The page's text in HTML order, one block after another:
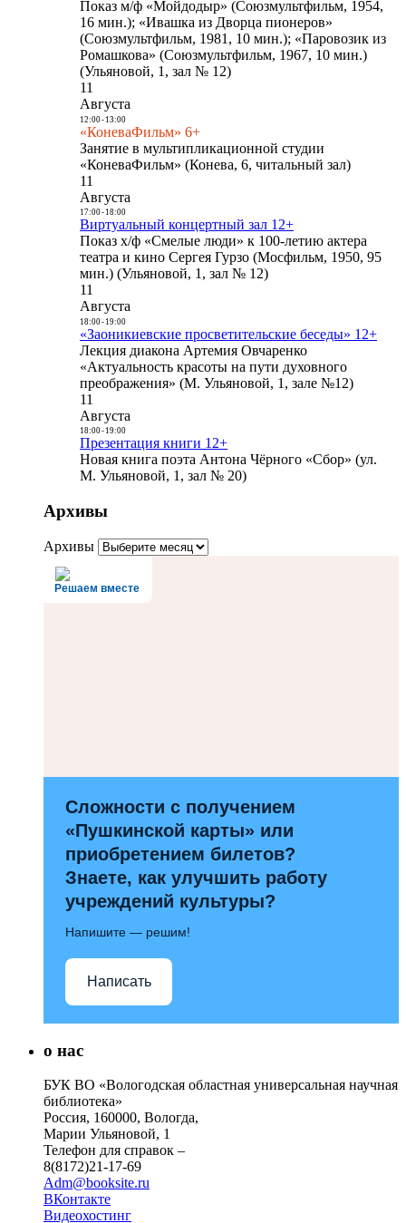
Показ м/ф «Мойдодыр» (Союзмультфильм, 1954,
16 мин.); «Ивашка из Дворца пионеров»
(Союзмультфильм, 1981, 10 мин.); «Паровозик из
Ромашкова» (Союзмультфильм, 1967, 10 мин.)
(Ульяновой, 1, зал № 12)
11
Августа
12:00- 13:00
«КоневаФильм» 6+
Занятие в мультипликационной студии
«КоневаФильм» (Конева, 6, читальный зал)
11
Августа
17:00- 18:00
Виртуальный концертный зал 12+
Показ х/ф «Смелые люди» к 100-летию актера
театра и кино Сергея Гурзо (Мосфильм, 1950, 95
мин.) (Ульяновой, 1, зал № 12)
11
Августа
18:00- 19:00
«Заоникиевские просветительские беседы» 12+
Лекция диакона Артемия Овчаренко
«Актуальность красоты на пути духовного
преображения» (М. Ульяновой, 1, зале №12)
11
Августа
18:00- 19:00
Презентация книги 12+
Новая книга поэта Антона Чёрного «Сбор» (ул.
М. Ульяновой, 1, зал № 20)
Архивы
Архивы
Решаем вместе
Сложности с получением
«Пушкинской карты» или
приобретением билетов?
Знаете, как улучшить работу
учреждений культуры?
Напишите — решим!
Написать
о нас
БУК ВО «Вологодская областная универсальная научная
библиотека»
Россия, 160000, Вологда,
Марии Ульяновой, 1
Телефон для справок –
8(8172)21-17-69
Adm@booksite.ru
ВКонтакте
Видеохостинг